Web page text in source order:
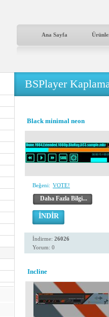
Ana Sayfa
BSPlayer
Black minimal neon
Beğeni: VOTE!
Daha Fazla Bilgi...
İNDİR
İndirme: 26026
Yorum: 0
Incline